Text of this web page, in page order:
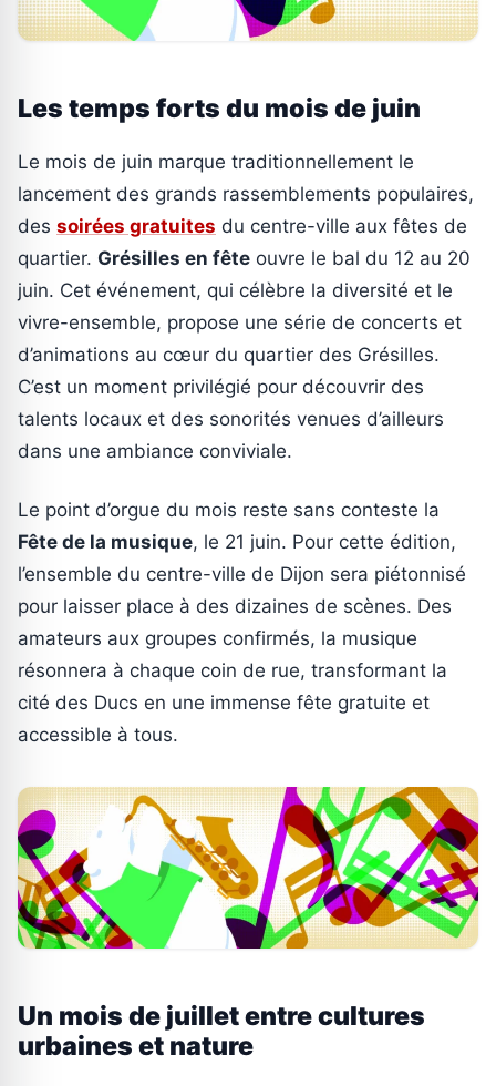
Les temps forts du mois de juin
Le mois de juin marque traditionnellement le
lancement des grands rassemblements populaires,
des soirées gratuites du centre-ville aux fêtes de
quartier. Grésilles en fête ouvre le bal du 12 au 20
juin. Cet événement, qui célèbre la diversité et le
vivre-ensemble, propose une série de concerts et
d’animations au cœur du quartier des Grésilles.
C’est un moment privilégié pour découvrir des
talents locaux et des sonorités venues d’ailleurs
dans une ambiance conviviale.
Le point d’orgue du mois reste sans conteste la
Fête de la musique, le 21 juin. Pour cette édition,
l’ensemble du centre-ville de Dijon sera piétonnisé
pour laisser place à des dizaines de scènes. Des
amateurs aux groupes confirmés, la musique
résonnera à chaque coin de rue, transformant la
cité des Ducs en une immense fête gratuite et
accessible à tous.
Un mois de juillet entre cultures
urbaines et nature